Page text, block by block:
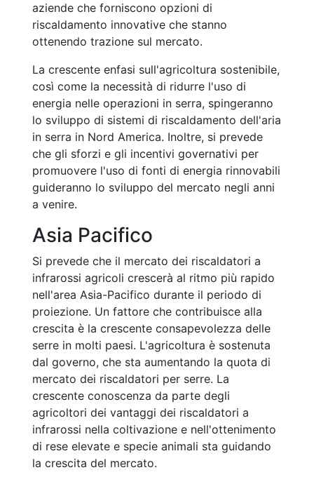
aziende che forniscono opzioni di
riscaldamento innovative che stanno
ottenendo trazione sul mercato.
La crescente enfasi sull'agricoltura sostenibile,
così come la necessità di ridurre l'uso di
energia nelle operazioni in serra, spingeranno
lo sviluppo di sistemi di riscaldamento dell'aria
in serra in Nord America. Inoltre, si prevede
che gli sforzi e gli incentivi governativi per
promuovere l'uso di fonti di energia rinnovabili
guideranno lo sviluppo del mercato negli anni
a venire.
Asia Pacifico
Si prevede che il mercato dei riscaldatori a
infrarossi agricoli crescerà al ritmo più rapido
nell'area Asia-Pacifico durante il periodo di
proiezione. Un fattore che contribuisce alla
crescita è la crescente consapevolezza delle
serre in molti paesi. L'agricoltura è sostenuta
dal governo, che sta aumentando la quota di
mercato dei riscaldatori per serre. La
crescente conoscenza da parte degli
agricoltori dei vantaggi dei riscaldatori a
infrarossi nella coltivazione e nell'ottenimento
di rese elevate e specie animali sta guidando
la crescita del mercato.